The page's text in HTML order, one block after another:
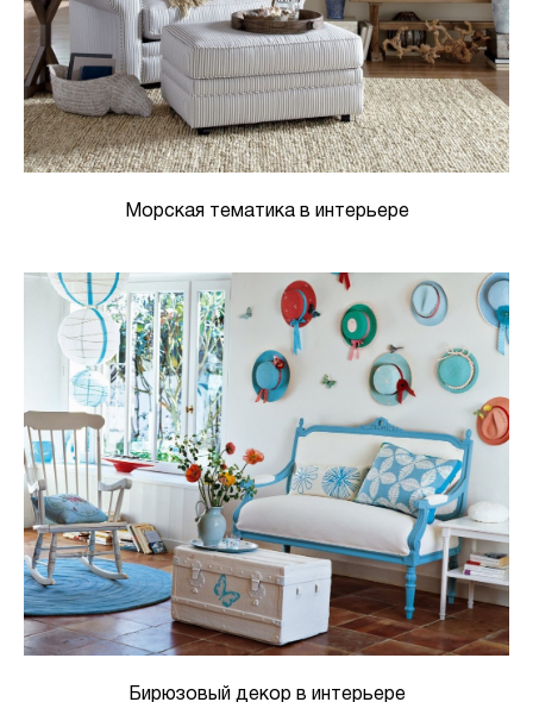
Морская тематика в интерьере
Бирюзовый декор в интерьере